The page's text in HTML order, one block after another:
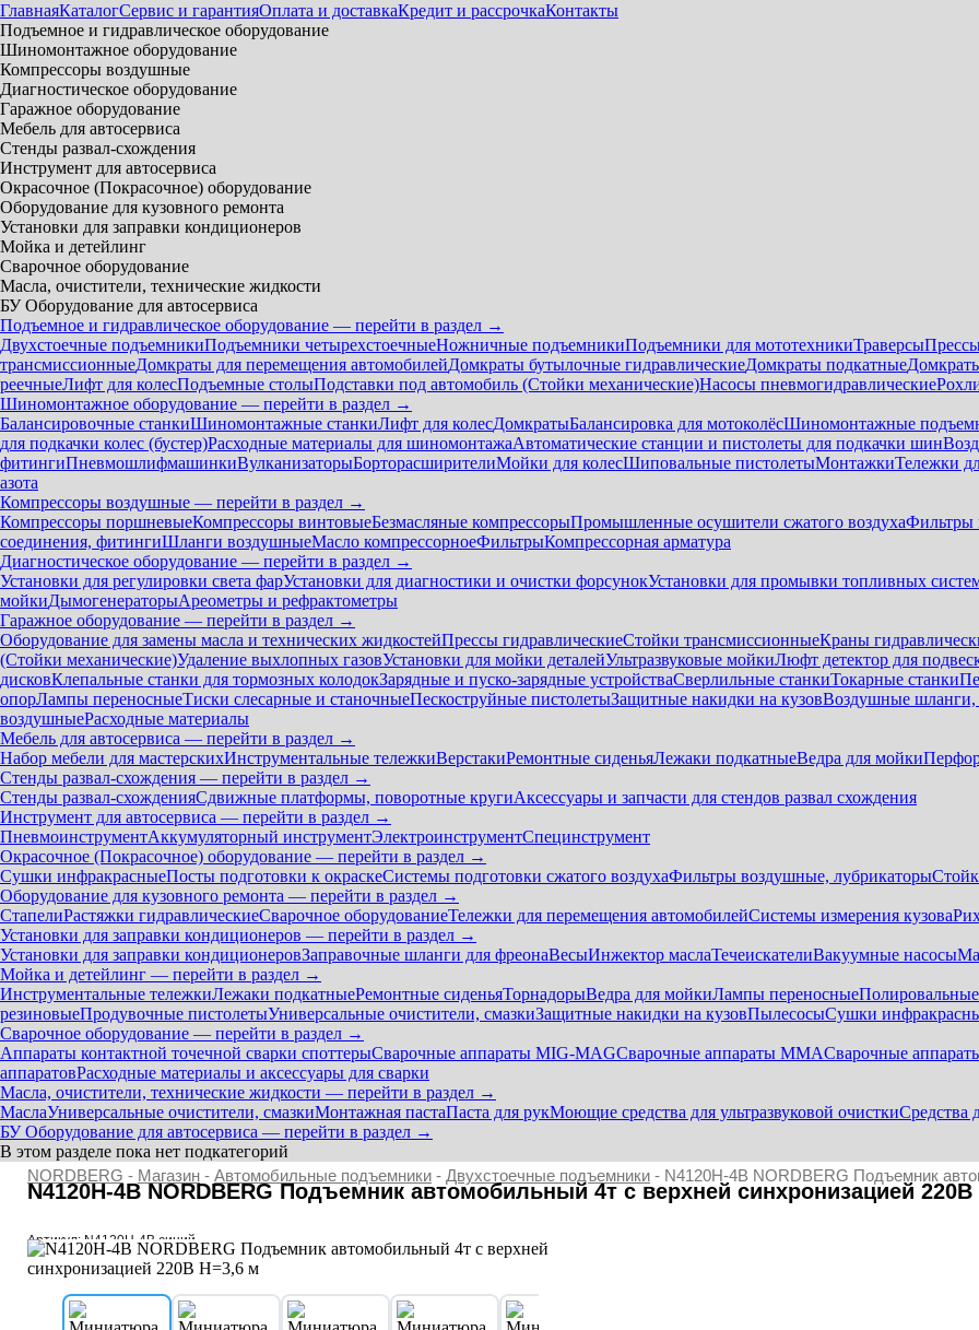
ГлавнаяКаталогСервис и гарантияОплата и доставкаКредит и рассрочкаКонтакты
Подъемное и гидравлическое оборудование
Шиномонтажное оборудование
Компрессоры воздушные
Диагностическое оборудование
Гаражное оборудование
Мебель для автосервиса
Стенды развал-схождения
Инструмент для автосервиса
Окрасочное (Покрасочное) оборудование
Оборудование для кузовного ремонта
Установки для заправки кондиционеров
Мойка и детейлинг
Сварочное оборудование
Масла, очистители, технические жидкости
БУ Оборудование для автосервиса
Подъемное и гидравлическое оборудование — перейти в раздел →
Двухстоечные подъемникиПодъемники четырехстоечныеНожничные подъемникиПодъемники для мототехникиТраверсы
трансмиссионныеДомкраты для перемещения автомобилейДомкраты бутылочные гидравлическиеДомкраты подкатные
реечныеЛифт для колесПодъемные столыПодставки под автомобиль (Стойки механические)Насосы пневмогидравлические
Шиномонтажное оборудование — перейти в раздел →
Балансировочные станкиШиномонтажные станкиЛифт для колесДомкратыБалансировка для мотоколёсШиномонтажные
для подкачки колес (бустер)Расходные материалы для шиномонтажаАвтоматические станции и пистолеты для подкачки шин
фитингиПневмошлифмашинкиВулканизаторыБорторасширителиМойки для колесШиповальные пистолетыМонтажкиТележки
азота
Компрессоры воздушные — перейти в раздел →
Компрессоры поршневыеКомпрессоры винтовыеБезмасляные компрессорыПромышленные осушители сжатого воздухаФильтры
соединения, фитингиШланги воздушныеМасло компрессорноеФильтрыКомпрессорная арматура
Диагностическое оборудование — перейти в раздел →
Установки для регулировки света фарУстановки для диагностики и очистки форсунокУстановки для промывки топливных
мойкиДымогенераторыАреометры и рефрактометры
Гаражное оборудование — перейти в раздел →
Оборудование для замены масла и технических жидкостейПрессы гидравлическиеСтойки трансмиссионныеКраны
(Стойки механические)Удаление выхлопных газовУстановки для мойки деталейУльтразвуковые мойкиЛюфт детектор для
дисковКлепальные станки для тормозных колодокЗарядные и пуско-зарядные устройстваСверлильные станкиТокарные станки
опорЛампы переносныеТиски слесарные и станочныеПескоструйные пистолетыЗащитные накидки на кузовВоздушные шланги,
воздушныеРасходные материалы
Мебель для автосервиса — перейти в раздел →
Набор мебели для мастерскихИнструментальные тележкиВерстакиРемонтные сиденьяЛежаки подкатныеВедра для мойки
Стенды развал-схождения — перейти в раздел →
Стенды развал-схожденияСдвижные платформы, поворотные кругиАксессуары и запчасти для стендов развал схождения
Инструмент для автосервиса — перейти в раздел →
ПневмоинструментАккумуляторный инструментЭлектроинструментСпецинструмент
Окрасочное (Покрасочное) оборудование — перейти в раздел →
Сушки инфракрасныеПосты подготовки к окраскеСистемы подготовки сжатого воздухаФильтры воздушные, лубрикаторы
Оборудование для кузовного ремонта — перейти в раздел →
СтапелиРастяжки гидравлическиеСварочное оборудованиеТележки для перемещения автомобилейСистемы измерения кузова
Установки для заправки кондиционеров — перейти в раздел →
Установки для заправки кондиционеровЗаправочные шланги для фреонаВесыИнжектор маслаТечеискателиВакуумные насосы
Мойка и детейлинг — перейти в раздел →
Инструментальные тележкиЛежаки подкатныеРемонтные сиденьяТорнадорыВедра для мойкиЛампы переносные
резиновыеПродувочные пистолетыУниверсальные очистители, смазкиЗащитные накидки на кузовПылесосыСушки
Сварочное оборудование — перейти в раздел →
Аппараты контактной точечной сварки cпоттерыСварочные аппараты MIG-MAGСварочные аппараты MMAСварочные
аппаратовРасходные материалы и аксессуары для сварки
Масла, очистители, технические жидкости — перейти в раздел →
МаслаУниверсальные очистители, смазкиМонтажная пастаПаста для рукМоющие средства для ультразвуковой очисткиСредства
БУ Оборудование для автосервиса — перейти в раздел →
В этом разделе пока нет подкатегорий
NORDBERG - Магазин - Автомобильные подъемники - Двухстоечные подъемники - N4120H-4B NORDBERG Подъемник
N4120H-4B NORDBERG Подъемник автомобильный 4т с верхней синхронизацией 220В
Артикул: N4120H-4B синий